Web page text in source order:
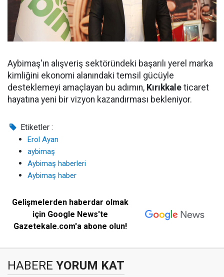
Aybimaş'ın alışveriş sektöründeki başarılı yerel marka
kimliğini ekonomi alanındaki temsil gücüyle
desteklemeyi amaçlayan bu adımın, Kırıkkale ticaret
hayatına yeni bir vizyon kazandırması bekleniyor.
Etiketler :
Erol Ayan
aybimaş
Aybimaş haberleri
Aybimaş haber
Gelişmelerden haberdar olmak
için Google News'te
Gazetekale.com'a abone olun!
HABERE YORUM KAT